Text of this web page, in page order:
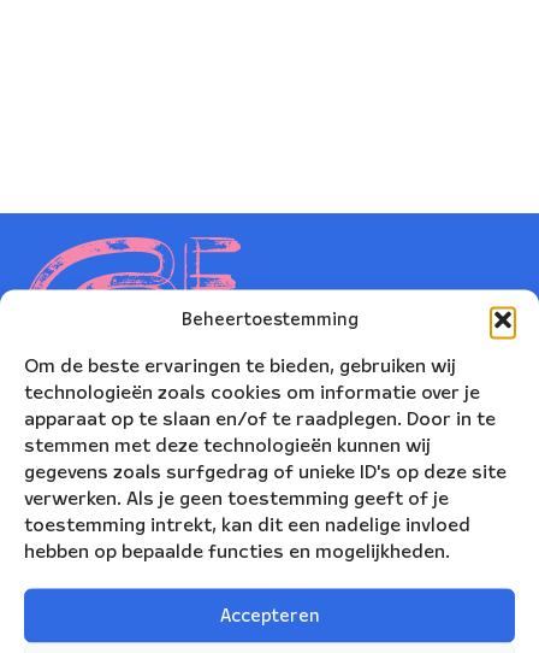
Beheertoestemming
Om de beste ervaringen te bieden, gebruiken wij
technologieën zoals cookies om informatie over je
apparaat op te slaan en/of te raadplegen. Door in te
stemmen met deze technologieën kunnen wij
gegevens zoals surfgedrag of unieke ID's op deze site
verwerken. Als je geen toestemming geeft of je
toestemming intrekt, kan dit een nadelige invloed
hebben op bepaalde functies en mogelijkheden.
Accepteren
Nederlands Blazers Ensemble